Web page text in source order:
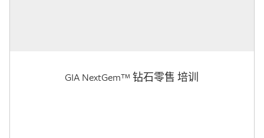
GIA NextGem™ 钻石零售 培训